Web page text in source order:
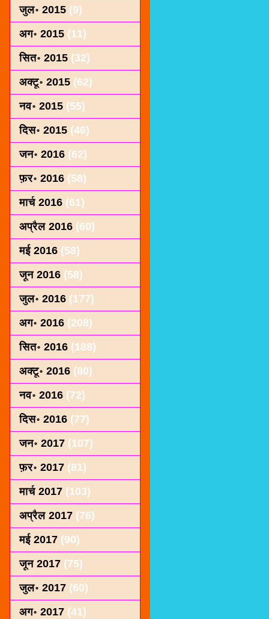
जुल॰ 2015 (9)
अग॰ 2015 (11)
सित॰ 2015 (32)
अक्टू॰ 2015 (62)
नव॰ 2015 (55)
दिस॰ 2015 (46)
जन॰ 2016 (62)
फ़र॰ 2016 (58)
मार्च 2016 (61)
अप्रैल 2016 (60)
मई 2016 (58)
जून 2016 (58)
जुल॰ 2016 (177)
अग॰ 2016 (208)
सित॰ 2016 (188)
अक्टू॰ 2016 (80)
नव॰ 2016 (72)
दिस॰ 2016 (77)
जन॰ 2017 (107)
फ़र॰ 2017 (81)
मार्च 2017 (103)
अप्रैल 2017 (76)
मई 2017 (90)
जून 2017 (75)
जुल॰ 2017 (60)
अग॰ 2017 (41)